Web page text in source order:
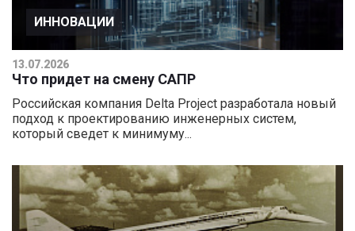
ИННОВАЦИИ
13.07.2026
Что придет на смену САПР
Российская компания Delta Project разработала новый
подход к проектированию инженерных систем,
который сведет к минимуму...